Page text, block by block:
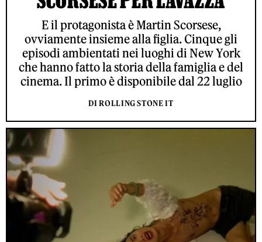
E il protagonista è Martin Scorsese,
ovviamente insieme alla figlia. Cinque gli
episodi ambientati nei luoghi di New York
che hanno fatto la storia della famiglia e del
cinema. Il primo è disponibile dal 22 luglio
DI ROLLING STONE IT